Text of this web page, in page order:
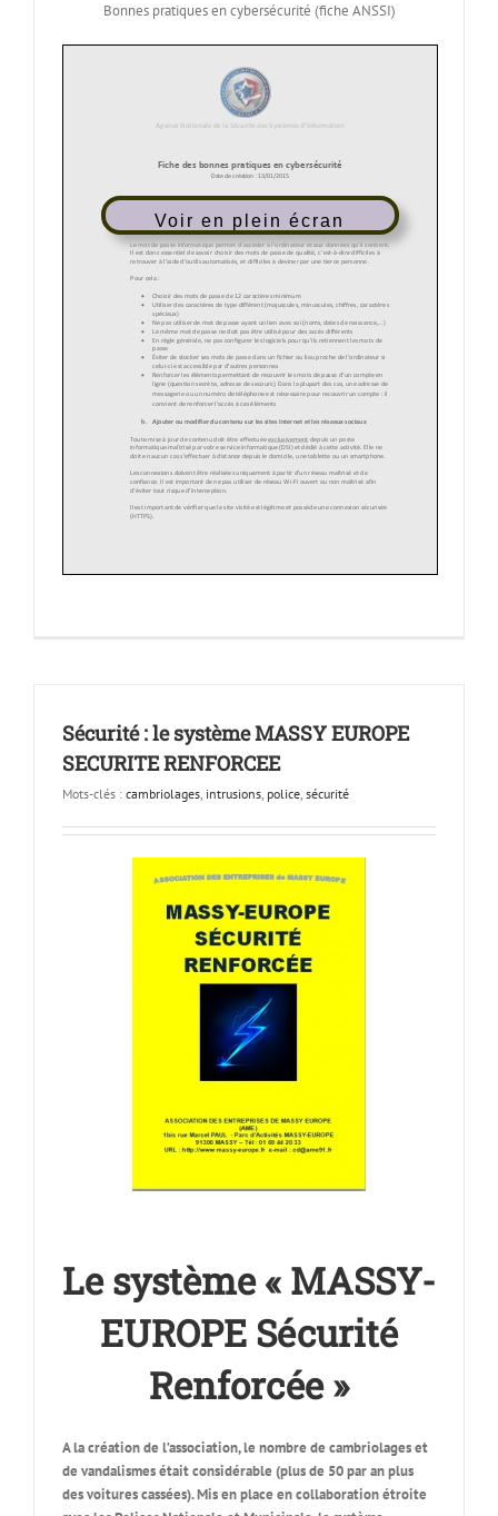
Bonnes pratiques en cybersécurité (fiche ANSSI)
Voir en plein écran
Sécurité : le système MASSY EUROPE
SECURITE RENFORCEE
Mots-clés : cambriolages, intrusions, police, sécurité
Le système « MASSY-
EUROPE Sécurité
Renforcée »
A la création de l’association, le nombre de cambriolages et
de vandalismes était considérable (plus de 50 par an plus
des voitures cassées). Mis en place en collaboration étroite